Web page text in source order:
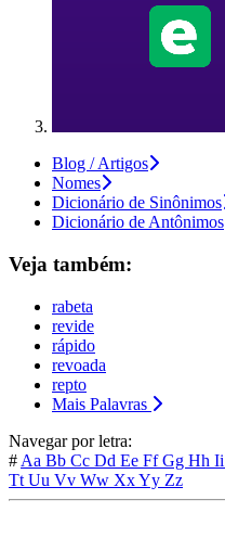
Blog / Artigos
Nomes
Dicionário de Sinônimos
Dicionário de Antônimos
Veja também:
rabeta
revide
rápido
revoada
repto
Mais Palavras
Navegar por letra:
# Aa Bb Cc Dd Ee FfGg Hh Ii
Tt Uu Vv Ww XxYy Zz